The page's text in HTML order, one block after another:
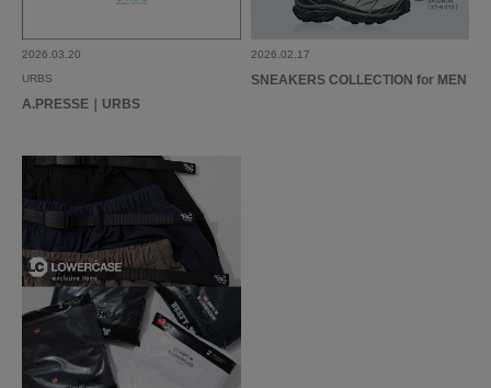
2026.03.20
URBS
A.PRESSE｜URBS
2026.02.17
SNEAKERS COLLECTION for MEN